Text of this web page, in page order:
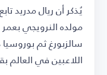
يُذكر أن ريال مدريد
سالزبورغ ثم